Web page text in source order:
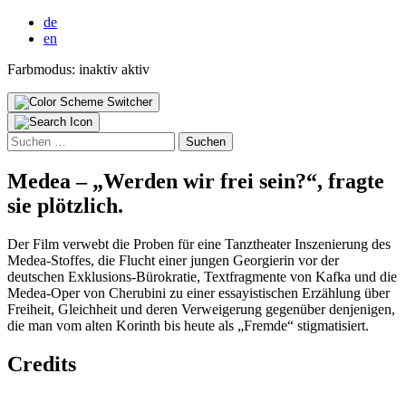
de
en
Farbmodus: inaktiv aktiv
Suchen
nach:
Medea – „Wer­den wir frei sein?“, frag­te
sie plötz­lich.
Der Film verwebt die Proben für eine Tanztheater Inszenierung des
Medea-Stoffes, die Flucht einer jungen Georgierin vor der
deutschen Exklusions-Bürokratie, Textfragmente von Kafka und die
Medea-Oper von Cherubini zu einer essayistischen Erzählung über
Freiheit, Gleichheit und deren Verweigerung gegenüber denjenigen,
die man vom alten Korinth bis heute als „Fremde“ stigmatisiert.
Credits